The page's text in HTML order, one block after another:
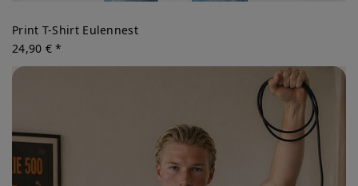
Print T-Shirt Eulennest
24,90 € *